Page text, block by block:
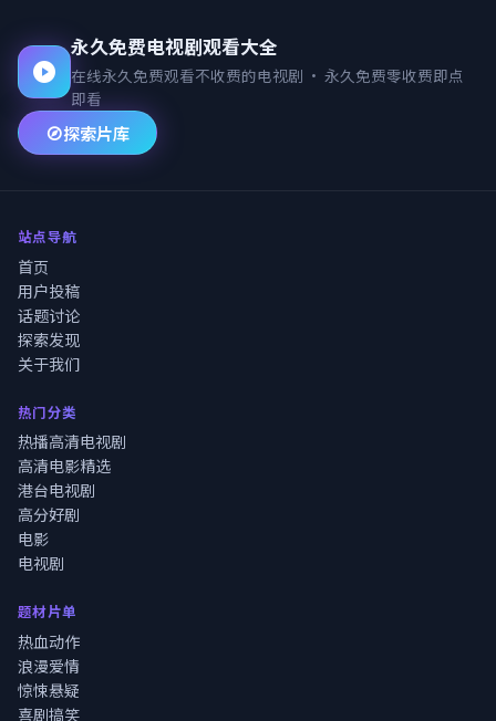
永久免费电视剧观看大全
在线永久免费观看不收费的电视剧 · 永久免费零收费即点
即看
探索片库
站点导航
首页
用户投稿
话题讨论
探索发现
关于我们
热门分类
热播高清电视剧
高清电影精选
港台电视剧
高分好剧
电影
电视剧
题材片单
热血动作
浪漫爱情
惊悚悬疑
喜剧搞笑